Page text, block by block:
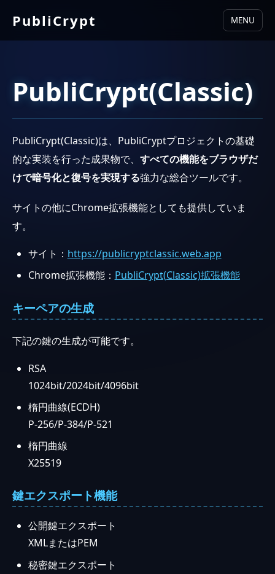
PubliCrypt MENU
PubliCrypt(Classic)
PubliCrypt(Classic)は、PubliCryptプロジェクトの基礎
的な実装を行った成果物で、 すべての機能をブラウザだ
けで暗号化と復号を実現する強力な総合ツールです。
サイトの他にChrome拡張機能としても提供していま
す。
サイト： https://publicryptclassic.web.app
Chrome拡張機能： PubliCrypt(Classic)拡張機能
キーペアの生成
下記の鍵の生成が可能です。
RSA
1024bit/2024bit/4096bit
楕円曲線(ECDH)
P-256/P-384/P-521
楕円曲線
X25519
鍵エクスポート機能
公開鍵エクスポート
XMLまたはPEM
秘密鍵エクスポート